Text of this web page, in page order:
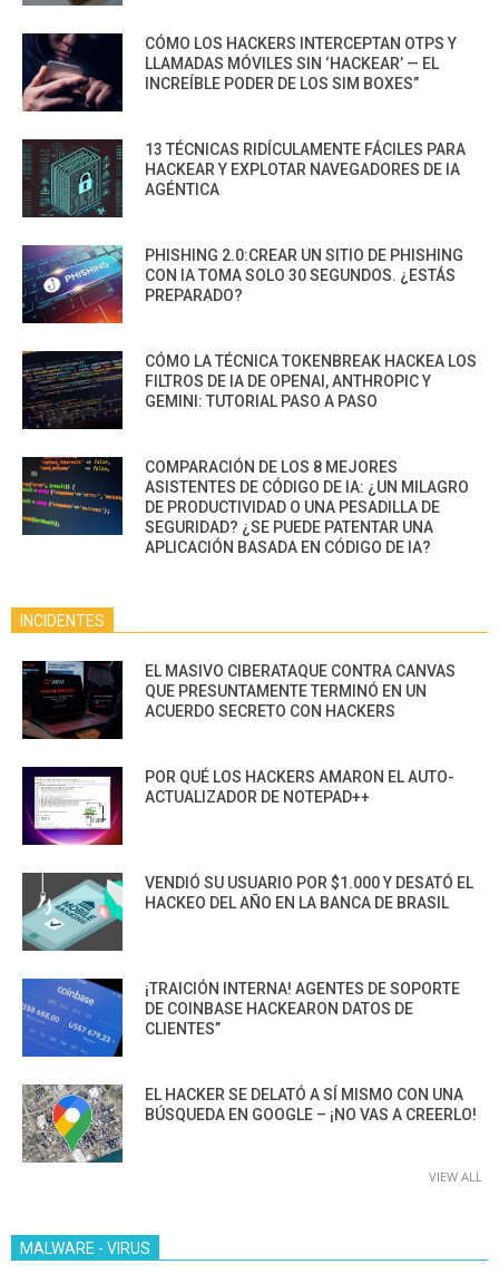
CÓMO LOS HACKERS INTERCEPTAN OTPS Y
LLAMADAS MÓVILES SIN ‘HACKEAR’ — EL
INCREÍBLE PODER DE LOS SIM BOXES”
13 TÉCNICAS RIDÍCULAMENTE FÁCILES PARA
HACKEAR Y EXPLOTAR NAVEGADORES DE IA
AGÉNTICA
PHISHING 2.0:CREAR UN SITIO DE PHISHING
CON IA TOMA SOLO 30 SEGUNDOS. ¿ESTÁS
PREPARADO?
CÓMO LA TÉCNICA TOKENBREAK HACKEA LOS
FILTROS DE IA DE OPENAI, ANTHROPIC Y
GEMINI: TUTORIAL PASO A PASO
COMPARACIÓN DE LOS 8 MEJORES
ASISTENTES DE CÓDIGO DE IA: ¿UN MILAGRO
DE PRODUCTIVIDAD O UNA PESADILLA DE
SEGURIDAD? ¿SE PUEDE PATENTAR UNA
APLICACIÓN BASADA EN CÓDIGO DE IA?
INCIDENTES
EL MASIVO CIBERATAQUE CONTRA CANVAS
QUE PRESUNTAMENTE TERMINÓ EN UN
ACUERDO SECRETO CON HACKERS
POR QUÉ LOS HACKERS AMARON EL AUTO-
ACTUALIZADOR DE NOTEPAD++
VENDIÓ SU USUARIO POR $1.000 Y DESATÓ EL
HACKEO DEL AÑO EN LA BANCA DE BRASIL
¡TRAICIÓN INTERNA! AGENTES DE SOPORTE
DE COINBASE HACKEARON DATOS DE
CLIENTES”
EL HACKER SE DELATÓ A SÍ MISMO CON UNA
BÚSQUEDA EN GOOGLE – ¡NO VAS A CREERLO!
VIEW ALL
MALWARE - VIRUS